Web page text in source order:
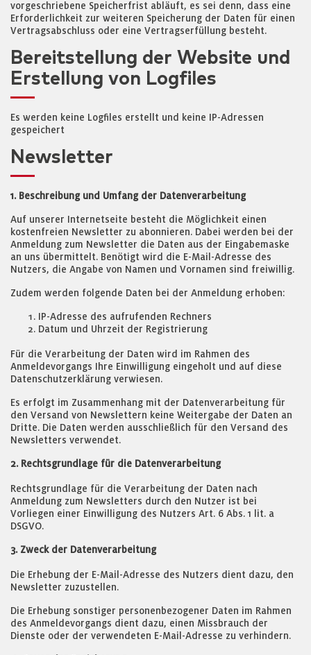
vorgeschriebene Speicherfrist abläuft, es sei denn, dass eine
Erforderlichkeit zur weiteren Speicherung der Daten für einen
Vertragsabschluss oder eine Vertragserfüllung besteht.
Bereitstellung der Website und
Erstellung von Logfiles
Es werden keine Logfiles erstellt und keine IP-Adressen
gespeichert
Newsletter
1. Beschreibung und Umfang der Datenverarbeitung
Auf unserer Internetseite besteht die Möglichkeit einen
kostenfreien Newsletter zu abonnieren. Dabei werden bei der
Anmeldung zum Newsletter die Daten aus der Eingabemaske
an uns übermittelt. Benötigt wird die E-Mail-Adresse des
Nutzers, die Angabe von Namen und Vornamen sind freiwillig.
Zudem werden folgende Daten bei der Anmeldung erhoben:
IP-Adresse des aufrufenden Rechners
Datum und Uhrzeit der Registrierung
Für die Verarbeitung der Daten wird im Rahmen des
Anmeldevorgangs Ihre Einwilligung eingeholt und auf diese
Datenschutzerklärung verwiesen.
Es erfolgt im Zusammenhang mit der Datenverarbeitung für
den Versand von Newslettern keine Weitergabe der Daten an
Dritte. Die Daten werden ausschließlich für den Versand des
Newsletters verwendet.
2. Rechtsgrundlage für die Datenverarbeitung
Rechtsgrundlage für die Verarbeitung der Daten nach
Anmeldung zum Newsletters durch den Nutzer ist bei
Vorliegen einer Einwilligung des Nutzers Art. 6 Abs. 1 lit. a
DSGVO.
3. Zweck der Datenverarbeitung
Die Erhebung der E-Mail-Adresse des Nutzers dient dazu, den
Newsletter zuzustellen.
Die Erhebung sonstiger personenbezogener Daten im Rahmen
des Anmeldevorgangs dient dazu, einen Missbrauch der
Dienste oder der verwendeten E-Mail-Adresse zu verhindern.